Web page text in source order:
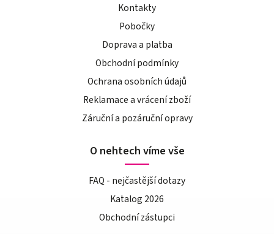
Kontakty
Pobočky
Doprava a platba
Obchodní podmínky
Ochrana osobních údajů
Reklamace a vrácení zboží
Záruční a pozáruční opravy
O nehtech víme vše
FAQ - nejčastější dotazy
Katalog 2026
Obchodní zástupci